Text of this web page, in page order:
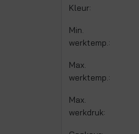
Kleur:
Min.
werktemp.:
Max.
werktemp.:
Max.
werkdruk: